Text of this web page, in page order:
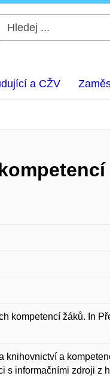
a CŽV
kompetencí žáků. In
knihovnictví a
s informačními zdroji z